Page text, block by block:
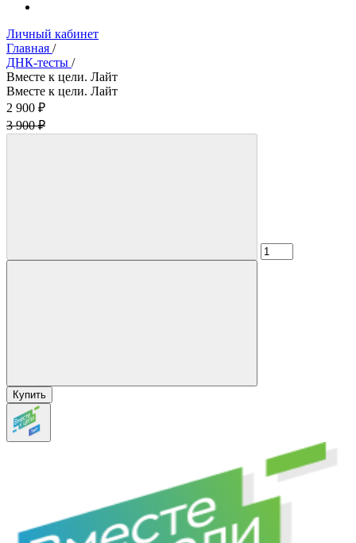
Личный кабинет
Главная /
ДНК-тесты /
Вместе к цели. Лайт
Вместе к цели. Лайт
2 900 ₽
3 900 ₽
Купить